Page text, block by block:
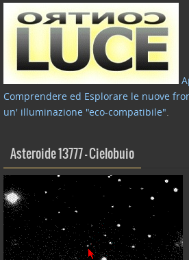
Comprendere ed Esplorare le nuove
un' illuminazione "eco-compatibile".
Asteroide 13777 – Cielobuio